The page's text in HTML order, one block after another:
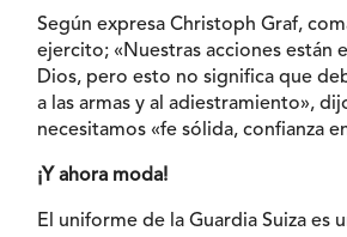
Según expresa Christoph Graf,
ejercito; «Nuestras acciones están
Dios, pero esto no significa que
a las armas y al adiestramiento»,
necesitamos «fe sólida, confianza
¡Y ahora moda!
El uniforme de la Guardia Suiza es